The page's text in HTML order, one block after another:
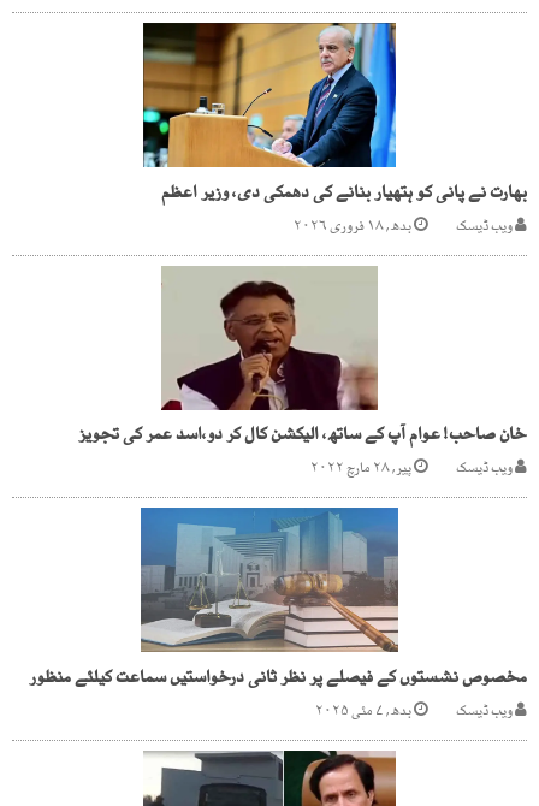
بھارت نے پانی کو ہتھیار بنانے کی دھمکی دی، وزیر اعظم
ویب ڈیسک بدھ, ۱۸ فروری ۲۰۲۶
خان صاحب! عوام آپ کے ساتھ، الیکشن کال کر دو،اسد عمر کی تجویز
ویب ڈیسک پیر, ۲۸ مارچ ۲۰۲۲
مخصوص نشستوں کے فیصلے پر نظر ثانی درخواستیں سماعت کیلئے منظور
ویب ڈیسک بدھ, ۷ مئی ۲۰۲۵